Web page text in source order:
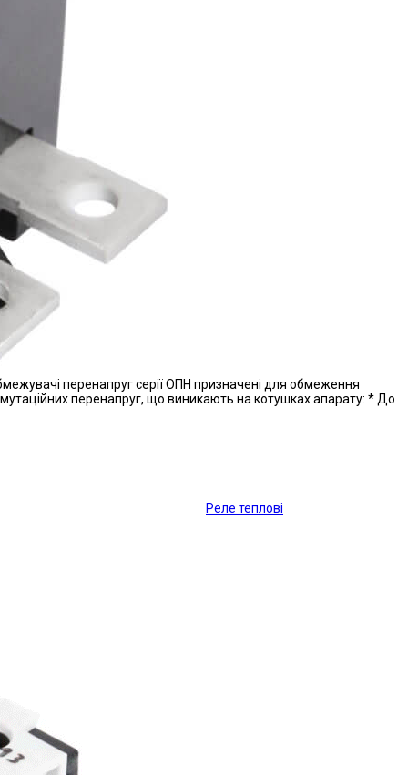
Реле теплові
перенапруг серії ОПН призначені для обмеження
перенапруг, що виникають на котушках апарату: * До